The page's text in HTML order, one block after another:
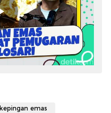
kepingan emas